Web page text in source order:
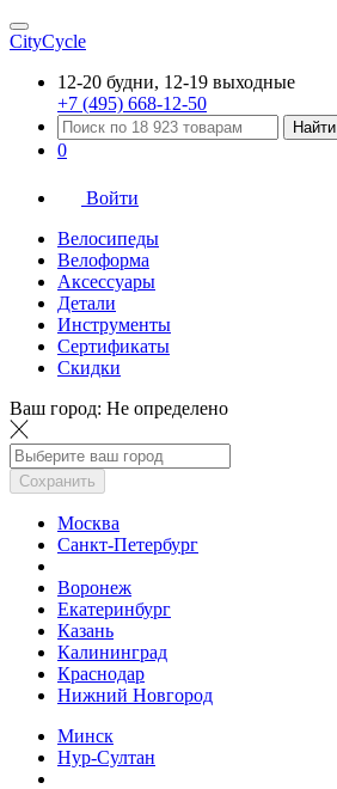
CityCycle
12-20 будни, 12-19 выходные
+7 (495) 668-12-50
Найти
0
Войти
Велосипеды
Велоформа
Аксессуары
Детали
Инструменты
Сертификаты
Скидки
Ваш город: Не определено
Сохранить
Москва
Санкт-Петербург
Воронеж
Екатеринбург
Казань
Калининград
Краснодар
Нижний Новгород
Минск
Нур-Султан